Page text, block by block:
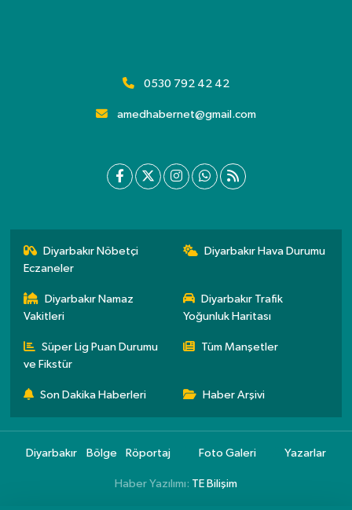
0530 792 42 42
amedhabernet@gmail.com
Diyarbakır Nöbetçi
Eczaneler
Diyarbakır Hava Durumu
Diyarbakır Namaz
Vakitleri
Diyarbakır Trafik
Yoğunluk Haritası
Süper Lig Puan Durumu
ve Fikstür
Tüm Manşetler
Son Dakika Haberleri Haber Arşivi
Diyarbakır Bölge Röportaj Foto Galeri Yazarlar
Haber Yazılımı: TE Bilişim